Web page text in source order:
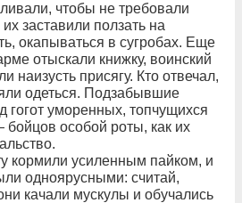
чтобы не требовали
заставили ползать на
окапываться в сугробах. Еще
отыскали книжку, воинский
наизусть присягу. Кто отвечал,
одеться. Подзабывшие
гогот уморенных, топчущихся
бойцов особой роты, как их
кормили усиленным пайком, и
одноярусными: считай,
качали мускулы и обучались